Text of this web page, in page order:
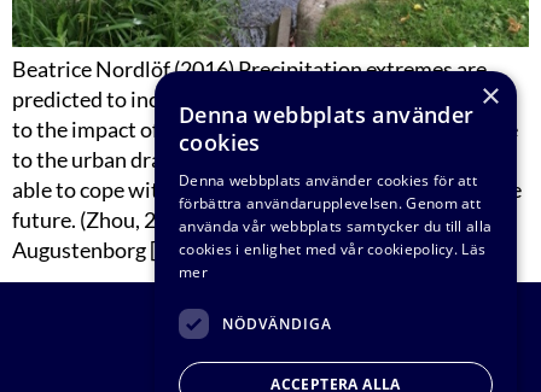
Beatrice Nordlöf (2016) Precipitation extremes are
predicted to increase in magnitude and frequency due
to the impact of climate change. This poses a challenge
to the urban drainage systems, as they will have to be
able to cope with increased stormwater volumes in the
future. (Zhou, 2014). This project focus on the area of
Augustenborg […]
×
Denna webbplats använder
cookies
Denna webbplats använder cookies för att
förbättra användarupplevelsen. Genom att
använda vår webbplats samtycker du till alla
cookies i enlighet med vår cookiepolicy. Läs
mer
NÖDVÄNDIGA
ACCEPTERA ALLA